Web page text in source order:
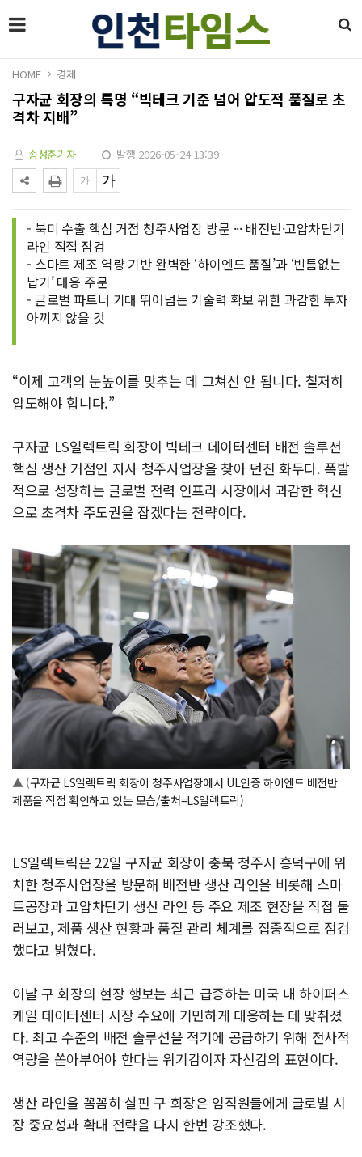
HOME 경제
구자균 회장의 특명 “빅테크 기준 넘어 압도적 품질로 초
격차 지배”
송성춘기자 발행 2026-05-24 13:39
- 북미 수출 핵심 거점 청주사업장 방문 ··· 배전반·고압차단기
라인 직접 점검
- 스마트 제조 역량 기반 완벽한 ‘하이엔드 품질’과 ‘빈틈없는
납기’ 대응 주문
- 글로벌 파트너 기대 뛰어넘는 기술력 확보 위한 과감한 투자
아끼지 않을 것
“이제 고객의 눈높이를 맞추는 데 그쳐선 안 됩니다. 철저히
압도해야 합니다.”
구자균 LS일렉트릭 회장이 빅테크 데이터센터 배전 솔루션
핵심 생산 거점인 자사 청주사업장을 찾아 던진 화두다. 폭발
적으로 성장하는 글로벌 전력 인프라 시장에서 과감한 혁신
으로 초격차 주도권을 잡겠다는 전략이다.
▲ (구자균 LS일렉트릭 회장이 청주사업장에서 UL인증 하이엔드 배전반
제품을 직접 확인하고 있는 모습/출처=LS일렉트릭)
LS일렉트릭은 22일 구자균 회장이 충북 청주시 흥덕구에 위
치한 청주사업장을 방문해 배전반 생산 라인을 비롯해 스마
트공장과 고압차단기 생산 라인 등 주요 제조 현장을 직접 둘
러보고, 제품 생산 현황과 품질 관리 체계를 집중적으로 점검
했다고 밝혔다.
이날 구 회장의 현장 행보는 최근 급증하는 미국 내 하이퍼스
케일 데이터센터 시장 수요에 기민하게 대응하는 데 맞춰졌
다. 최고 수준의 배전 솔루션을 적기에 공급하기 위해 전사적
역량을 쏟아부어야 한다는 위기감이자 자신감의 표현이다.
생산 라인을 꼼꼼히 살핀 구 회장은 임직원들에게 글로벌 시
장 중요성과 확대 전략을 다시 한번 강조했다.